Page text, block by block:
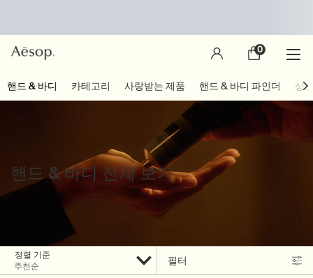
장
니
0
0 제품
핸드 & 바디 카테고리 사랑받는 제품 핸드 & 바디 파인더 상
핸드 & 바디 전체 보기
정렬 기준 필터
Filter menu